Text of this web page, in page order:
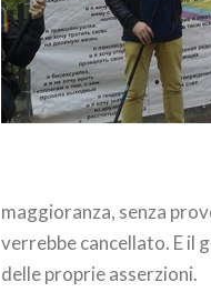
maggioranza, senza
verrebbe cancellato. E il
delle proprie asserzioni.